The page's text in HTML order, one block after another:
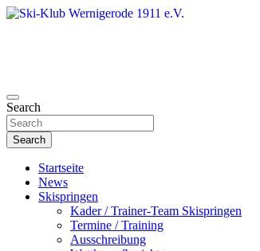
Skip
Ski-Klub Wernigerode 1911 e.V.
Search
Search
Startseite
News
Skispringen
Kader / Trainer-Team Skispringen
Termine / Training
Ausschreibung